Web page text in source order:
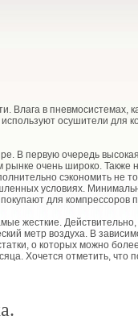
Влага в пневмосистемах,
осушители для
В первую очередь
очень широко. Также
сэкономить не
условиях.
для компрессоров
жесткие.
метр воздуха. В
о которых можно
Хочется отметить,